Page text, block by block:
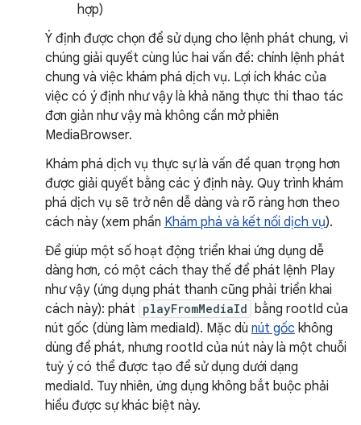
hợp)
Ý định được chọn để sử dụng cho lệnh phát chung, vì
chúng giải quyết cùng lúc hai vấn đề: chính lệnh phát
chung và việc khám phá dịch vụ. Lợi ích khác của
việc có ý định như vậy là khả năng thực thi thao tác
đơn giản như vậy mà không cần mở phiên
MediaBrowser.
Khám phá dịch vụ thực sự là vấn đề quan trọng hơn
được giải quyết bằng các ý định này. Quy trình khám
phá dịch vụ sẽ trở nên dễ dàng và rõ ràng hơn theo
cách này (xem phần Khám phá và kết nối dịch vụ).
Để giúp một số hoạt động triển khai ứng dụng dễ
dàng hơn, có một cách thay thế để phát lệnh Play
như vậy (ứng dụng phát thanh cũng phải triển khai
cách này): phát playFromMediaId bằng rootId của
nút gốc (dùng làm mediaId). Mặc dù nút gốc không
dùng để phát, nhưng rootId của nút này là một chuỗi
tuỳ ý có thể được tạo để sử dụng dưới dạng
mediaId. Tuy nhiên, ứng dụng không bắt buộc phải
hiểu được sự khác biệt này.